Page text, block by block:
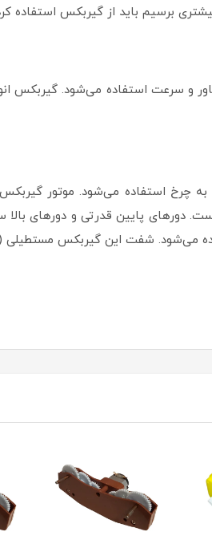
و سرعت استفاده می‌شود. گیربکس
به چرخ استفاده می‌شود. موتور
240 دور بر دقیقه، 80 دور بر دقیقه و 30 دور بر دقیقه و ... است. دورهای پایین